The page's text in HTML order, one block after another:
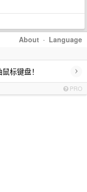
About · Language
标键盘！ ›
PRO